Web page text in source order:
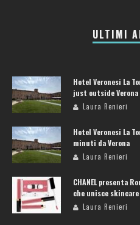
ULTIMI
Hotel Veronesi La
just outside Verona
Laura Renieri
Hotel Veronesi La
minuti da Verona
Laura Renieri
CHANEL presenta
che unisce
Laura Renieri